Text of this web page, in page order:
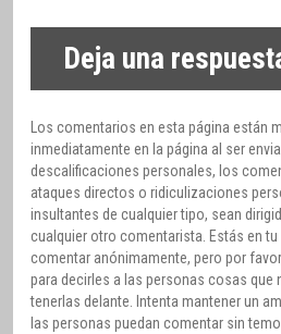
Deja una
Los comentarios en esta página están
inmediatamente en la página al ser
descalificaciones personales, los
ataques directos o ridiculizaciones
insultantes de cualquier tipo, sean
cualquier otro comentarista. Estás en
comentar anónimamente, pero por
para decirles a las personas cosas que
tenerlas delante. Intenta mantener un
las personas puedan comentar sin